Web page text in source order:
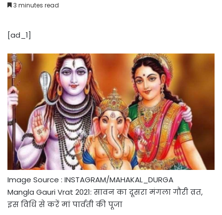
3 minutes read
[ad_1]
Image Source : INSTAGRAM/MAHAKAL_DURGA
Mangla Gauri Vrat 2021: सावन का दूसरा मंगला गौरी व्रत,
इस विधि से करें मां पार्वती की पूजा